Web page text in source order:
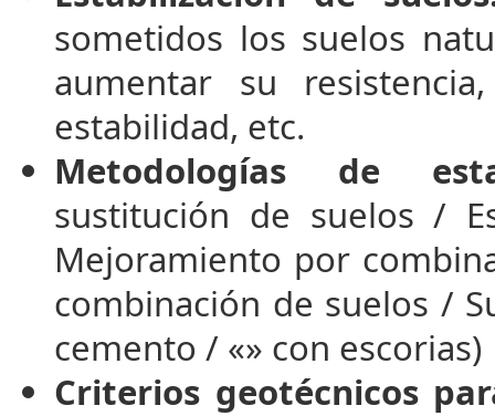
sometidos los suelos
aumentar su
estabilidad, etc.
Metodologías de
sustitución de suelos /
Mejoramiento por
combinación de suelos /
cemento / «» con escorias)
Criterios geotécnicos